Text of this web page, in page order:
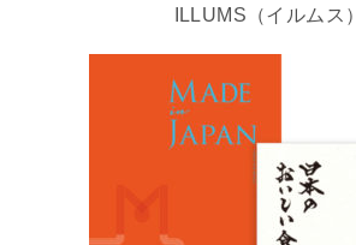
ILLUMS（イルムス）